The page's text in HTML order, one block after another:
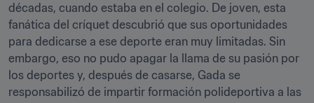
décadas, cuando estaba en el colegio. De joven, esta
fanática del críquet descubrió que sus oportunidades
para dedicarse a ese deporte eran muy limitadas. Sin
embargo, eso no pudo apagar la llama de su pasión por
los deportes y, después de casarse, Gada se
responsabilizó de impartir formación polideportiva a las